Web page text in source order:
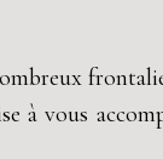
à vous